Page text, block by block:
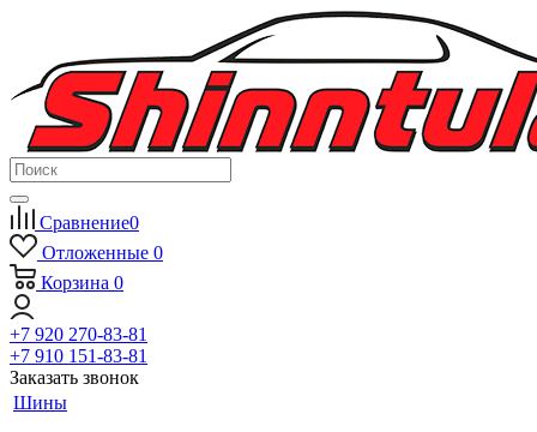
Сравнение0
Отложенные 0
Корзина 0
+7 920 270-83-81
+7 910 151-83-81
Заказать звонок
Шины